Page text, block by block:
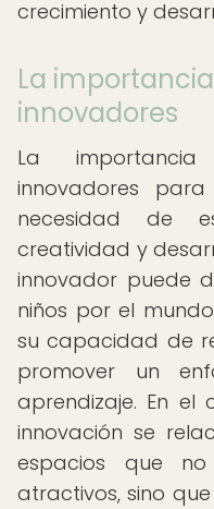
crecimiento y
La
innovadores
La
innovadores
necesidad de
creatividad y
innovador puede
niños por el
su capacidad de
promover un
aprendizaje. En el
innovación se
espacios que
atractivos, sino